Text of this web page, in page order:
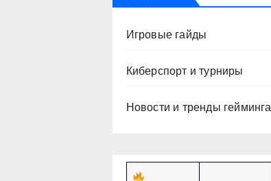
Игровые гайды
Киберспорт и турниры
Новости и тренды гейминга